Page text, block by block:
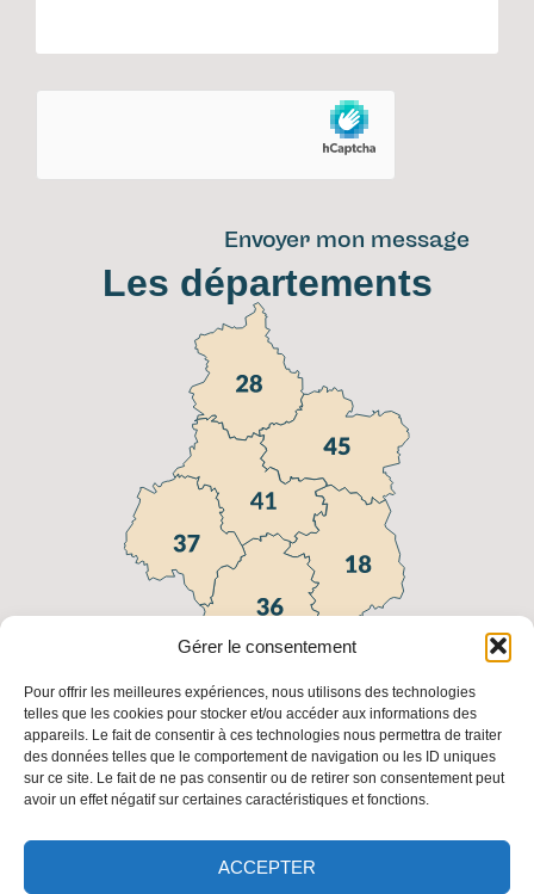
Gérer le consentement
Pour offrir les meilleures expériences, nous utilisons des technologies
telles que les cookies pour stocker et/ou accéder aux informations des
appareils. Le fait de consentir à ces technologies nous permettra de traiter
des données telles que le comportement de navigation ou les ID uniques
sur ce site. Le fait de ne pas consentir ou de retirer son consentement peut
avoir un effet négatif sur certaines caractéristiques et fonctions.
ACCEPTER
Envoyer mon message
Les départements
Liens utiles
FAQ Fédération
Régionale
Fédération
Nationale
Les
adresses